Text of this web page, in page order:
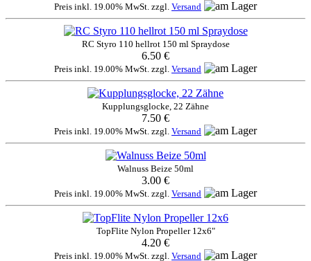
Preis inkl. 19.00% MwSt. zzgl. Versand
RC Styro 110 hellrot 150 ml Spraydose
6.50 €
Preis inkl. 19.00% MwSt. zzgl. Versand
Kupplungsglocke, 22 Zähne
7.50 €
Preis inkl. 19.00% MwSt. zzgl. Versand
Walnuss Beize 50ml
3.00 €
Preis inkl. 19.00% MwSt. zzgl. Versand
TopFlite Nylon Propeller 12x6"
4.20 €
Preis inkl. 19.00% MwSt. zzgl. Versand